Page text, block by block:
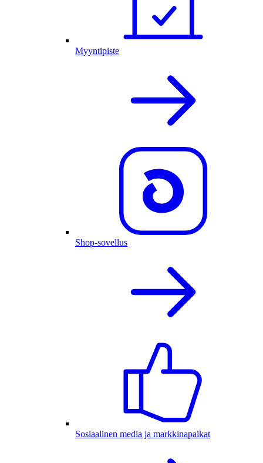
Myyntipiste
Shop-sovellus
Sosiaalinen media ja markkinapaikat